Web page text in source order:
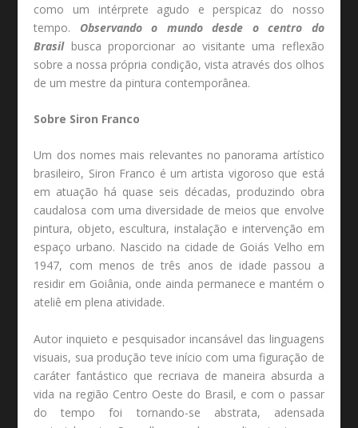
como um intérprete agudo e perspicaz do nosso
tempo. Observando o mundo desde o centro do
Brasil busca proporcionar ao visitante uma reflexão
sobre a nossa própria condição, vista através dos olhos
de um mestre da pintura contemporânea.
Sobre Siron Franco
Um dos nomes mais relevantes no panorama artístico
brasileiro, Siron Franco é um artista vigoroso que está
em atuação há quase seis décadas, produzindo obra
caudalosa com uma diversidade de meios que envolve
pintura, objeto, escultura, instalação e intervenção em
espaço urbano. Nascido na cidade de Goiás Velho em
1947, com menos de três anos de idade passou a
residir em Goiânia, onde ainda permanece e mantém o
ateliê em plena atividade.
Autor inquieto e pesquisador incansável das linguagens
visuais, sua produção teve início com uma figuração de
caráter fantástico que recriava de maneira absurda a
vida na região Centro Oeste do Brasil, e com o passar
do tempo foi tornando-se abstrata, adensada